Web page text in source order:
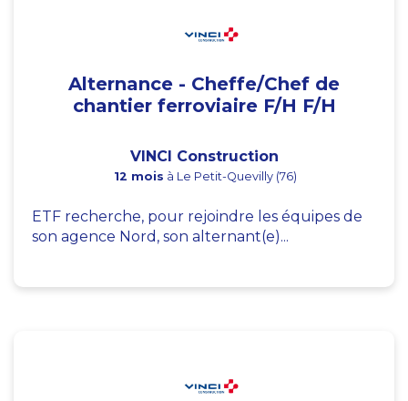
Alternance - Cheffe/Chef de
chantier ferroviaire F/H F/H
VINCI Construction
12 mois à Le Petit-Quevilly (76)
ETF recherche, pour rejoindre les équipes de
son agence Nord, son alternant(e)...